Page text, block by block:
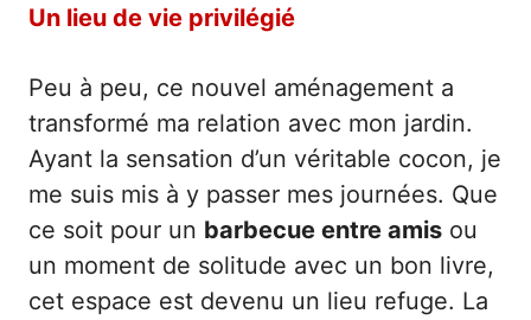
Un lieu de vie privilégié
Peu à peu, ce nouvel aménagement a
transformé ma relation avec mon jardin.
Ayant la sensation d’un véritable cocon, je
me suis mis à y passer mes journées. Que
ce soit pour un barbecue entre amis ou
un moment de solitude avec un bon livre,
cet espace est devenu un lieu refuge. La